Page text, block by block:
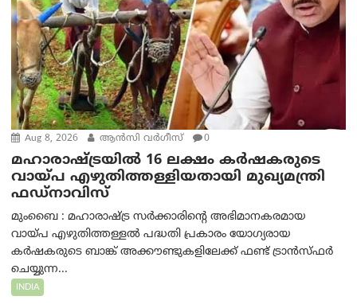
Aug 8, 2026 ആന്‍സി വര്‍ഗീസ് 0
മഹാരാഷ്ട്രയിൽ 16 ലക്ഷം കർഷകരുടെ
വായ്പ എഴുതിത്തള്ളിയതായി മുഖ്യമന്ത്രി
ഫഡ്‌നാവിസ്
മുംബൈ : മഹാരാഷ്ട്ര സർക്കാരിന്റെ അഭിമാനകരമായ
വായ്പ എഴുതിത്തള്ളൽ പദ്ധതി പ്രകാരം യോഗ്യരായ
കർഷകരുടെ ബാങ്ക് അക്കൗണ്ടുകളിലേക്ക് ഫണ്ട് ട്രാൻസ്ഫർ
ചെയ്യുന്ന...
INDIA